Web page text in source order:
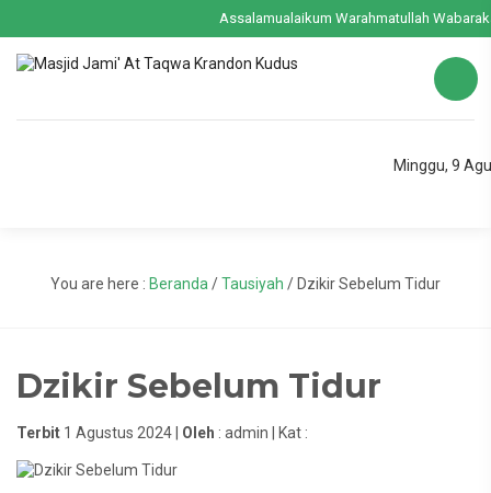
Assalamualaikum Warahmatullah
Minggu, 9
You are here : Beranda /Tausiyah / Dzikir Sebelum Tidur
Dzikir Sebelum Tidur
Terbit 1 Agustus 2024 | Oleh : admin | Kat :